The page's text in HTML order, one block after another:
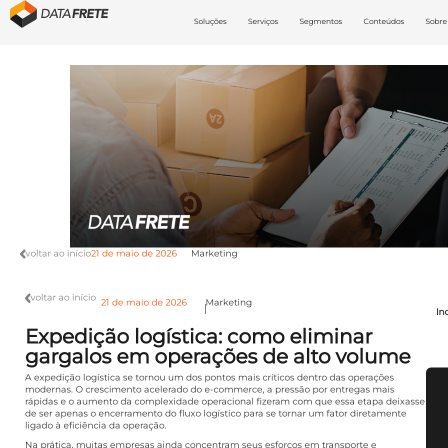
Soluções Serviços Segmentos Conteúdos
voltar ao início21 de maio de 2026 Marketing
voltar ao início 21 de maio de 2026 Marketing
Expedição logística: como eliminar
gargalos em operações de alto volume
A expedição logística se tornou um dos pontos mais críticos dentro das operações
modernas. O crescimento acelerado do e-commerce, a pressão por entregas mais
rápidas e o aumento da complexidade operacional fizeram com que essa etapa deixasse
de ser apenas o encerramento do fluxo logístico para se tornar um fator diretamente
ligado à eficiência da operação.
Na prática, muitas empresas ainda concentram seus esforços em transporte e